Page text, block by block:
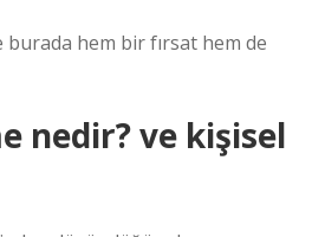
burada hem bir fırsat hem de
nedir? ve kişisel